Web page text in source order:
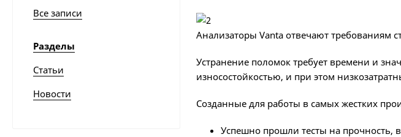
Анализаторы Vanta отвечают требованиям
Устранение поломок требует времени и
износостойкостью, и при этом
Созданные для работы в самых жестких
Успешно прошли тесты на прочность,
Все записи
Разделы
Статьи
Новости